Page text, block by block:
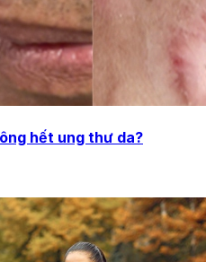
hết ung thư da?